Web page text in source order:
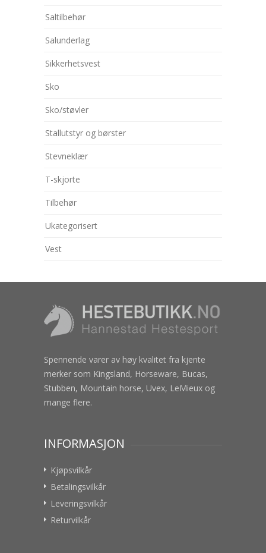
Saltilbehør
Salunderlag
Sikkerhetsvest
Sko
Sko/støvler
Stallutstyr og børster
Stevneklær
T-skjorte
Tilbehør
Ukategorisert
Vest
Spennende varer av høy kvalitet fra kjente
merker som Kingsland, Horseware, Bucas,
Stubben, Mountain horse, Uvex, LeMieux og
mange flere.
INFORMASJON
Kjøpsvilkår
Betalingsvilkår
Leveringsvilkår
Returvilkår